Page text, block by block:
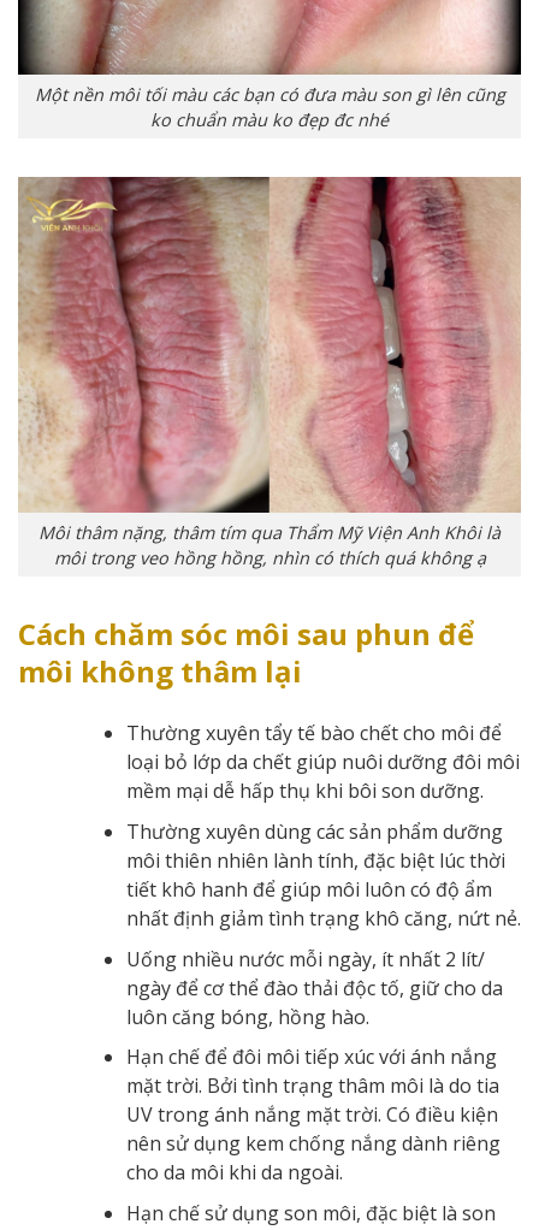
Một nền môi tối màu các bạn có đưa màu son gì lên cũng
ko chuẩn màu ko đẹp đc nhé
Môi thâm nặng, thâm tím qua Thẩm Mỹ Viện Anh Khôi là
môi trong veo hồng hồng, nhìn có thích quá không ạ
Cách chăm sóc môi sau phun để
môi không thâm lại
Thường xuyên tẩy tế bào chết cho môi để
loại bỏ lớp da chết giúp nuôi dưỡng đôi môi
mềm mại dễ hấp thụ khi bôi son dưỡng.
Thường xuyên dùng các sản phẩm dưỡng
môi thiên nhiên lành tính, đặc biệt lúc thời
tiết khô hanh để giúp môi luôn có độ ẩm
nhất định giảm tình trạng khô căng, nứt nẻ.
Uống nhiều nước mỗi ngày, ít nhất 2 lít/
ngày để cơ thể đào thải độc tố, giữ cho da
luôn căng bóng, hồng hào.
Hạn chế để đôi môi tiếp xúc với ánh nắng
mặt trời. Bởi tình trạng thâm môi là do tia
UV trong ánh nắng mặt trời. Có điều kiện
nên sử dụng kem chống nắng dành riêng
cho da môi khi da ngoài.
Hạn chế sử dụng son môi, đặc biệt là son